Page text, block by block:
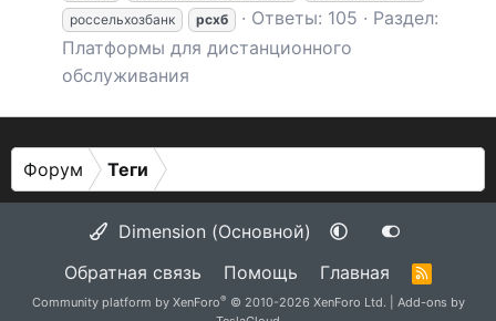
россельхозбанк
рсхб Ответы: 105
Раздел:
Платформы для дистанционного
обслуживания
Форум Теги
Dimension (Основной)
Обратная связь
Помощь Главная
S
Community platform by XenForo® © 2010-2026 XenForo Ltd.
Add-ons by